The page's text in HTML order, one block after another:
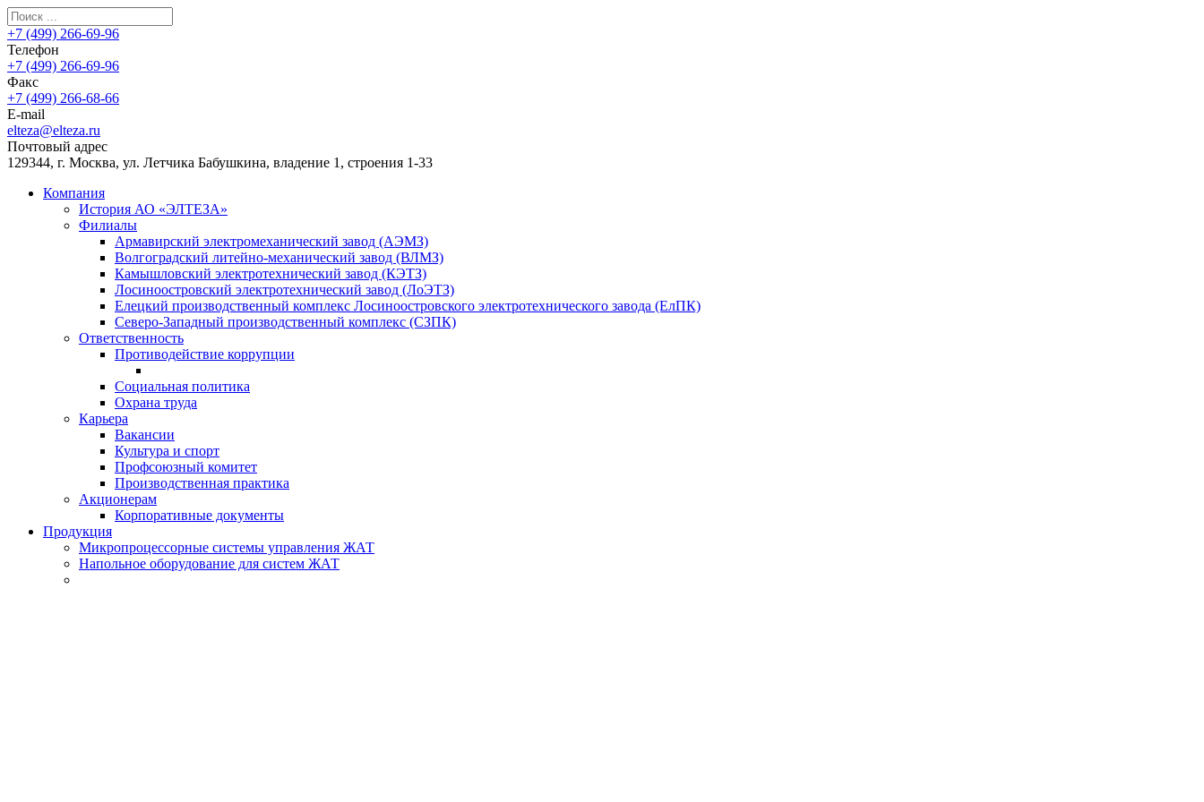
+7 (499) 266-69-96
Телефон
+7 (499) 266-69-96
Факс
+7 (499) 266-68-66
E-mail
elteza@elteza.ru
Почтовый адрес
129344, г. Москва, ул. Летчика Бабушкина, владение 1, строения 1-33
Компания
История АО «ЭЛТЕЗА»
Филиалы
Армавирский электромеханический завод (АЭМЗ)
Волгоградский литейно-механический завод (ВЛМЗ)
Камышловский электротехнический завод (КЭТЗ)
Лосиноостровский электротехнический завод (ЛоЭТЗ)
Елецкий производственный комплекс Лосиноостровского электротехнического завода (ЕлПК)
Северо-Западный производственный комплекс (СЗПК)
Ответственность
Противодействие коррупции
Социальная политика
Охрана труда
Карьера
Вакансии
Культура и спорт
Профсоюзный комитет
Производственная практика
Акционерам
Корпоративные документы
Продукция
Микропроцессорные системы управления ЖАТ
Напольное оборудование для систем ЖАТ